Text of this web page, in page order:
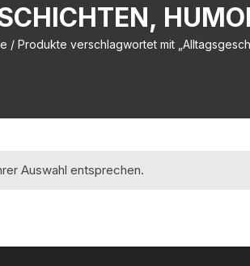
/ Produkte verschlagwortet mit
Auswahl entsprechen.